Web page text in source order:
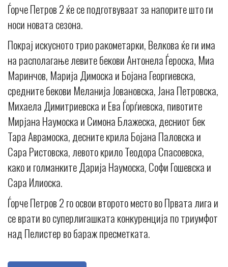
Ѓорче Петров 2 ќе се подготвуваат за напорите што ги
носи новата сезона.
Покрај искусното трио ракометарки, Велкова ќе ги има
на располагање левите бекови Антонела Ѓероска, Миа
Маринчов, Марија Димоска и Бојана Георгиевска,
средните бекови Меланија Јовановска, Jана Петровска,
Михаела Димитриевска и Ева Ѓорѓиевска, пивотите
Мирјана Наумоска и Симона Блажеска, десниот бек
Тара Аврамоска, десните крила Бојана Паловска и
Сара Ристовска, левото крило Теодора Спасоевска,
како и голманките Дарија Наумоска, Софи Гошевска и
Сара Илиоска.
Ѓорче Петров 2 го освои второто место во Првата лига и
се врати во суперлигашката конкуренција по триумфот
над Пелистер во бараж пресметката.